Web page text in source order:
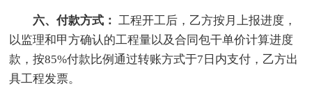
六、付款方式： 工程开工后，乙方按月上报进度，
以监理和甲方确认的工程量以及合同包干单价计算进度
款，按85%付款比例通过转账方式于7日内支付，乙方出
具工程发票。